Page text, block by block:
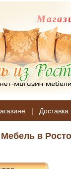
|
Мебель в